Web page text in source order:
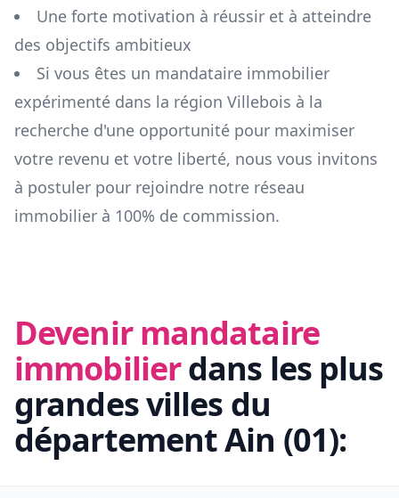
Une forte motivation à réussir et à atteindre
des objectifs ambitieux
Si vous êtes un mandataire immobilier
expérimenté dans la région Villebois à la
recherche d'une opportunité pour maximiser
votre revenu et votre liberté, nous vous invitons
à postuler pour rejoindre notre réseau
immobilier à 100% de commission.
Devenir mandataire
immobilierdans les plus
grandes villes du
départementAin (01):